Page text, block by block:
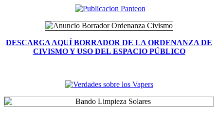
DESCARGA AQUÍ BORRADOR DE LA ORDENANZA DE
CIVISMO Y USO DEL ESPACIO PÚBLICO